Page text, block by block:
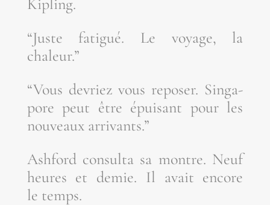
Kipling.
“Juste fati­gué. Le voyage, la
chaleur.”
“Vous devriez vous repo­ser. Sin­ga­
pore peut être épui­sant pour les
nou­veaux arrivants.”
Ash­ford consul­ta sa montre. Neuf
heures et demie. Il avait encore
le temps.